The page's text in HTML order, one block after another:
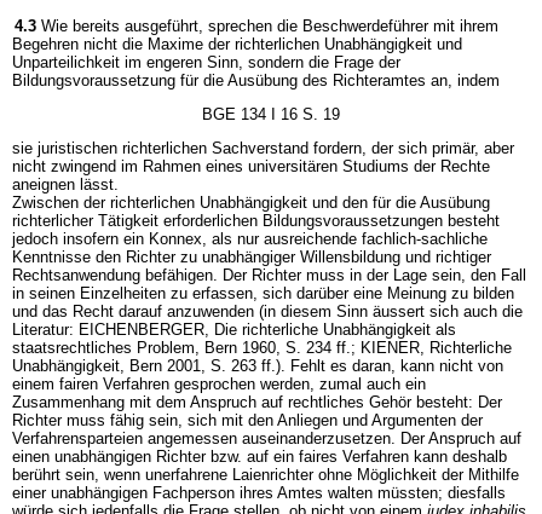
4.3 Wie bereits ausgeführt, sprechen die Beschwerdeführer mit ihrem
Begehren nicht die Maxime der richterlichen Unabhängigkeit und
Unparteilichkeit im engeren Sinn, sondern die Frage der
Bildungsvoraussetzung für die Ausübung des Richteramtes an, indem
BGE 134 I 16 S. 19
sie juristischen richterlichen Sachverstand fordern, der sich primär, aber
nicht zwingend im Rahmen eines universitären Studiums der Rechte
aneignen lässt.
Zwischen der richterlichen Unabhängigkeit und den für die Ausübung
richterlicher Tätigkeit erforderlichen Bildungsvoraussetzungen besteht
jedoch insofern ein Konnex, als nur ausreichende fachlich-sachliche
Kenntnisse den Richter zu unabhängiger Willensbildung und richtiger
Rechtsanwendung befähigen. Der Richter muss in der Lage sein, den Fall
in seinen Einzelheiten zu erfassen, sich darüber eine Meinung zu bilden
und das Recht darauf anzuwenden (in diesem Sinn äussert sich auch die
Literatur: EICHENBERGER, Die richterliche Unabhängigkeit als
staatsrechtliches Problem, Bern 1960, S. 234 ff.; KIENER, Richterliche
Unabhängigkeit, Bern 2001, S. 263 ff.). Fehlt es daran, kann nicht von
einem fairen Verfahren gesprochen werden, zumal auch ein
Zusammenhang mit dem Anspruch auf rechtliches Gehör besteht: Der
Richter muss fähig sein, sich mit den Anliegen und Argumenten der
Verfahrensparteien angemessen auseinanderzusetzen. Der Anspruch auf
einen unabhängigen Richter bzw. auf ein faires Verfahren kann deshalb
berührt sein, wenn unerfahrene Laienrichter ohne Möglichkeit der Mithilfe
einer unabhängigen Fachperson ihres Amtes walten müssten; diesfalls